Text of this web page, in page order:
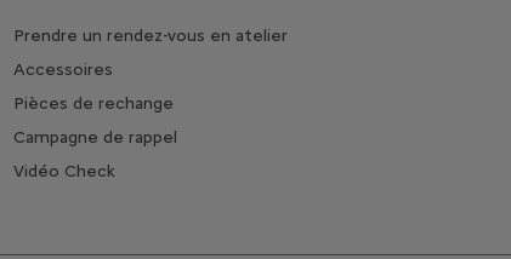
Prendre un rendez-vous en atelier
Accessoires
Pièces de rechange
Campagne de rappel
Vidéo Check